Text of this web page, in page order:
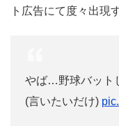
ト広告にて度々出現
やば…野球バット
(言いたいだけ)